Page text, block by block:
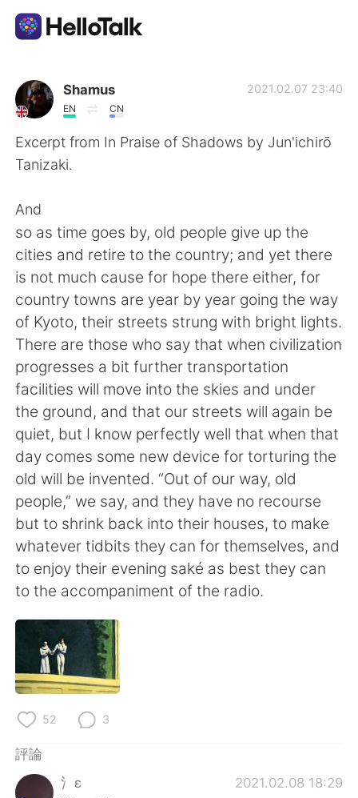
語言交換應用
AI Grammar Checker
繁體中文
English 简体中文
Español العربية
Français Deutsch
日本語 한국어
ไทย
Indonesia Italiano
Türkçe Tiếng Việt
Português
Shamus
EN CN
2021.02.07 23:40
Excerpt from In Praise of Shadows by Jun'ichirō
Tanizaki.
And
so as time goes by, old people give up the
cities and retire to the country; and yet there
is not much cause for hope there either, for
country towns are year by year going the way
of Kyoto, their streets strung with bright lights.
There are those who say that when civilization
progresses a bit further transportation
facilities will move into the skies and under
the ground, and that our streets will again be
quiet, but I know perfectly well that when that
day comes some new device for torturing the
old will be invented. “Out of our way, old
people,” we say, and they have no recourse
but to shrink back into their houses, to make
whatever tidbits they can for themselves, and
to enjoy their evening saké as best they can
to the accompaniment of the radio.
52 3
評論
氵ε
2021.02.08 18:29